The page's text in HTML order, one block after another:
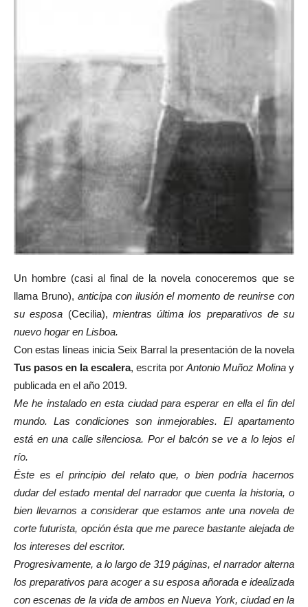
Un hombre (casi al final de la novela conoceremos que se
llama Bruno), anticipa con ilusión el momento de reunirse con
su esposa (Cecilia), mientras última los preparativos de su
nuevo hogar en Lisboa.
Con estas líneas inicia Seix Barral la presentación de la novela
Tus pasos en la escalera, escrita por Antonio Muñoz Molina y
publicada en el año 2019.
Me he instalado en esta ciudad para esperar en ella el fin del
mundo. Las condiciones son inmejorables. El apartamento
está en una calle silenciosa. Por el balcón se ve a lo lejos el
río.
Éste es el principio del relato que, o bien podría hacernos
dudar del estado mental del narrador que cuenta la historia, o
bien llevarnos a considerar que estamos ante una novela de
corte futurista, opción ésta que me parece bastante alejada de
los intereses del escritor.
Progresivamente, a lo largo de 319 páginas, el narrador alterna
los preparativos para acoger a su esposa añorada e idealizada
con escenas de la vida de ambos en Nueva York, ciudad en la